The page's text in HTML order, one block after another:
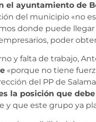
el ayuntamiento de
del municipio «no
donde puede llegar
poder
y falta de trabajo,
«porque no tiene
del PP de
la posición que
y que este grupo ya